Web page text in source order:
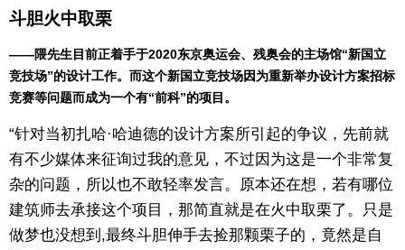
斗胆火中取栗
——隈先生目前正着手于2020东京奥运会、残奥会的主场馆“新国立
竞技场”的设计工作。而这个新国立竞技场因为重新举办设计方案招标
竞赛等问题而成为一个有“前科”的项目。
“针对当初扎哈·哈迪德的设计方案所引起的争议，先前就
有不少媒体来征询过我的意见，不过因为这是一个非常复
杂的问题，所以也不敢轻率发言。原本还在想，若有哪位
建筑师去承接这个项目，那简直就是在火中取栗了。只是
做梦也没想到,最终斗胆伸手去捡那颗栗子的，竟然是自